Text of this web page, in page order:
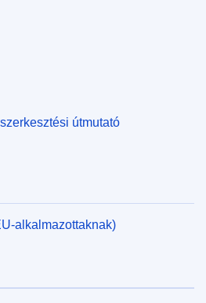
útmutató
alkalmazottaknak)